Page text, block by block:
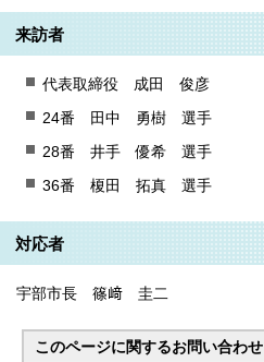
来訪者
代表取締役 成⽥ 俊彦
24番 ⽥中 勇樹 選⼿
28番 井手 優希 選⼿
36番 榎田 拓真 選⼿
対応者
宇部市⻑ 篠﨑 圭⼆
このページに関するお問い合わせ